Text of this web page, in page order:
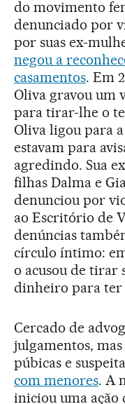
do movimento
denunciado por
por suas ex-
negou a
casamentos. Em
Oliva gravou um
para tirar-lhe o
Oliva ligou para
estavam para
agredindo. Sua
filhas Dalma e
denunciou por
ao Escritório de
denúncias
círculo íntimo:
o acusou de tirar
dinheiro para ter
Cercado de
julgamentos,
púbicas e
com menores. A
iniciou uma